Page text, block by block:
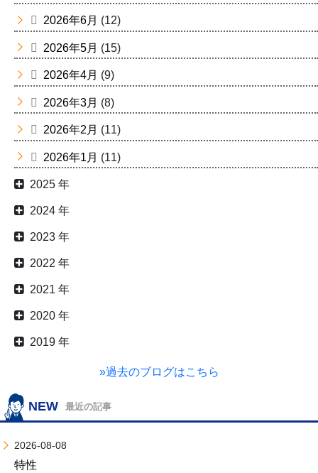
2026年6月 (12)
2026年5月 (15)
2026年4月 (9)
2026年3月 (8)
2026年2月 (11)
2026年1月 (11)
2025 年
2024 年
2023 年
2022 年
2021 年
2020 年
2019 年
»過去のブログはこちら
NEW 最近の記事
2026-08-08
特性